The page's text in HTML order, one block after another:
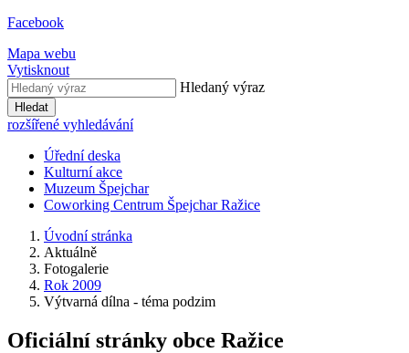
Facebook
Mapa webu
Vytisknout
Hledaný výraz
Hledat
rozšířené vyhledávání
Úřední deska
Kulturní akce
Muzeum Špejchar
Coworking Centrum Špejchar Ražice
Úvodní stránka
Aktuálně
Fotogalerie
Rok 2009
Výtvarná dílna - téma podzim
Oficiální stránky obce Ražice